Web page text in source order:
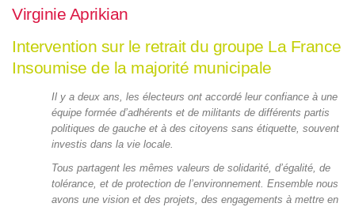
Virginie Aprikian
Intervention sur le retrait du groupe La France
Insoumise de la majorité municipale
Il y a deux ans, les électeurs ont accordé leur confiance à une
équipe formée d’adhérents et de militants de différents partis
politiques de gauche et à des citoyens sans étiquette, souvent
investis dans la vie locale.
Tous partagent les mêmes valeurs de solidarité, d’égalité, de
tolérance, et de protection de l’environnement. Ensemble nous
avons une vision et des projets, des engagements à mettre en